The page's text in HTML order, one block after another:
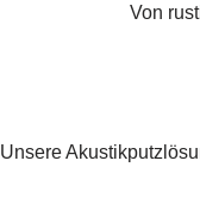
Von
Unsere